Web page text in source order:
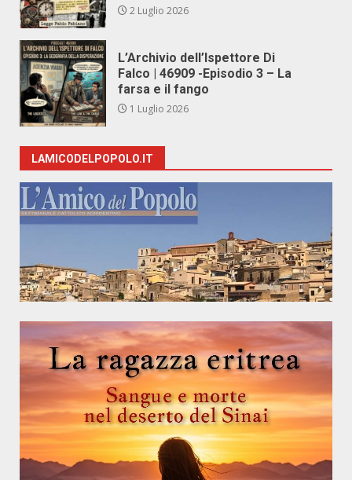
2 Luglio 2026
L’Archivio dell’Ispettore Di
Falco | 46909 -Episodio 3 – La
farsa e il fango
1 Luglio 2026
LAMICODELPOPOLO.IT